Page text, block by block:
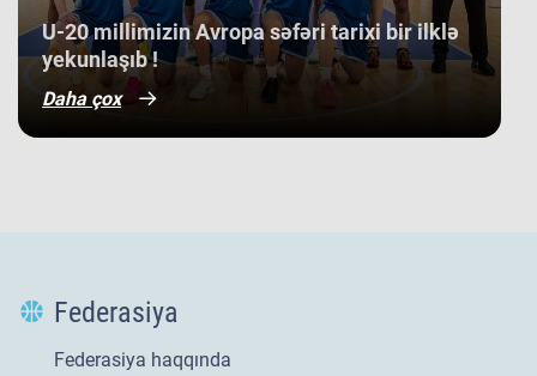
​U-20 millimizin Avropa səfəri tarixi bir ilklə
yekunlaşıb !
Daha çox
Federasiya
Federasiya haqqında